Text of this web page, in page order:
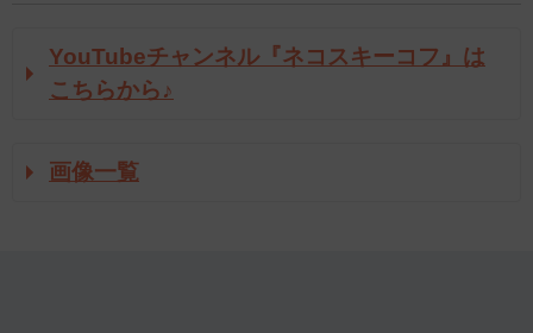
YouTubeチャンネル『ネコスキーコフ』は
こちらから♪
画像一覧